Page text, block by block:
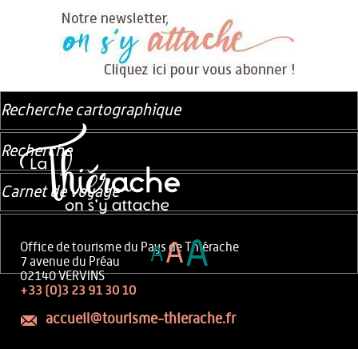
Office de tourisme du Pays de Thiérache
7 avenue du Préau
02140 VERVINS
+33 (0)3 23 91 30 10
accueil@tourisme-thierache.fr
Recherche cartographique
Recherche
Carnet de voyage
AAA